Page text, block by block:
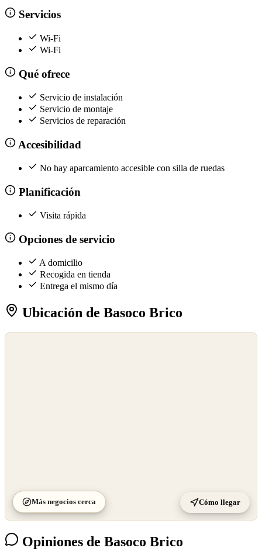
Servicios
Wi-Fi
Wi-Fi
Qué ofrece
Servicio de instalación
Servicio de montaje
Servicios de reparación
Accesibilidad
No hay aparcamiento accesible con silla de ruedas
Planificación
Visita rápida
Opciones de servicio
A domicilio
Recogida en tienda
Entrega el mismo día
Ubicación de Basoco Brico
Más negocios cerca Cómo llegar
Opiniones de Basoco Brico